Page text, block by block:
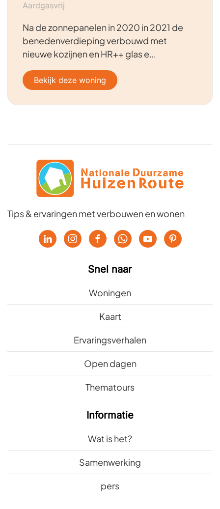
Aardgasvrij
Na de zonnepanelen in 2020 in 2021 de
benedenverdieping verbouwd met
nieuwe kozijnen en HR++ glas e…
Bekijk deze woning
Tips & ervaringen met verbouwen en wonen
Snel naar
Woningen
Kaart
Ervaringsverhalen
Open dagen
Thematours
Informatie
Wat is het?
Samenwerking
pers